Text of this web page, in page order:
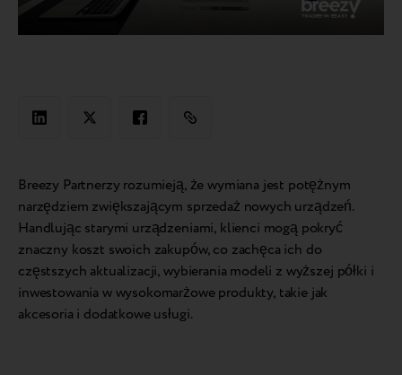
Breezy Partnerzy rozumieją, że wymiana jest potężnym
narzędziem zwiększającym sprzedaż nowych urządzeń.
Handlując starymi urządzeniami, klienci mogą pokryć
znaczny koszt swoich zakupów, co zachęca ich do
częstszych aktualizacji, wybierania modeli z wyższej półki i
inwestowania w wysokomarżowe produkty, takie jak
akcesoria i dodatkowe usługi.